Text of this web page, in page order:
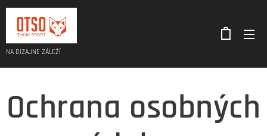
NA DIZAJNE ZÁLEŽÍ
Ochrana osobných